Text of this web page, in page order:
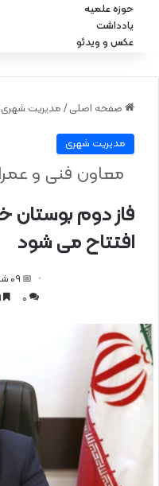
حوزه علمیه
یادداشت
عکس و ویدئو
صفحه اصلی / مدیریت شهری
مدیریت شهری
فاز دوم بوستان
افتتاح می شود
معاون فنی و
📅 09 شهریور 1401 🕙18:50
0